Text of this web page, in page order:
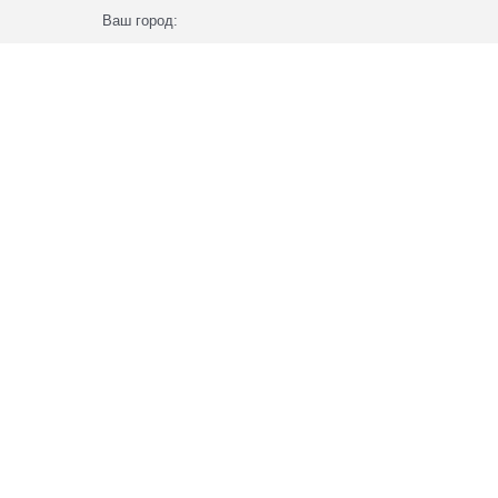
Ваш город: